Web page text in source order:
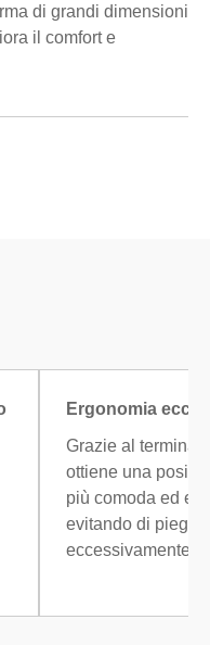
di grandi dimensioni
il comfort e
Ergonomia
Grazie al
ottiene una
più comoda ed
evitando di
eccessivamente il